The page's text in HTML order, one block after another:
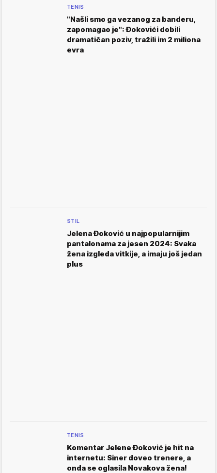
TENIS
"Našli smo ga vezanog za banderu,
zapomagao je": Đokovići dobili
dramatičan poziv, tražili im 2 miliona
evra
STIL
Jelena Đoković u najpopularnijim
pantalonama za jesen 2024: Svaka
žena izgleda vitkije, a imaju još jedan
plus
TENIS
Komentar Jelene Đoković je hit na
internetu: Siner doveo trenere, a
onda se oglasila Novakova žena!